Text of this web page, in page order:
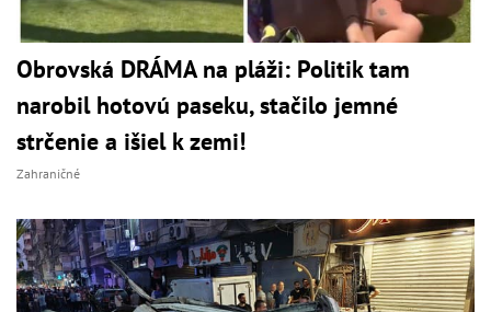
Obrovská DRÁMA na pláži: Politik tam
narobil hotovú paseku, stačilo jemné
strčenie a išiel k zemi!
Zahraničné